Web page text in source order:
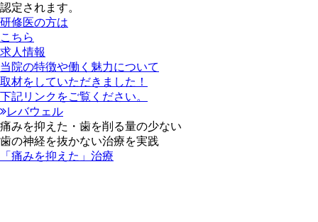
認定されます。
研修医の方は
こちら
求人情報
当院の特徴や働く魅力について
取材をしていただきました！
下記リンクをご覧ください。
レバウェル
痛みを抑えた ・ 歯を削る量の少ない
歯の神経を抜かない治療を実践
「痛みを抑えた」治療